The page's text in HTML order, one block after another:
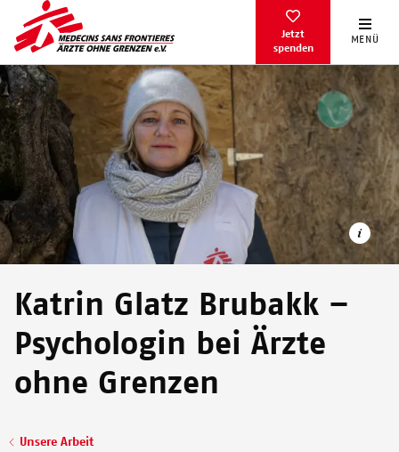
zum
Inhalt
Jetzt
spenden
MENÜ
Die Deutsch-Norwegerin Katrin Glatz Brubakk während eines
Einsatzes auf Lesbos
Katrin Glatz Brubakk –
Psychologin bei Ärzte
ohne Grenzen
Pfadnavigation
Unsere Arbeit